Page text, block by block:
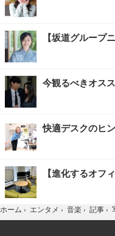
【坂道グループ
今観るべきオス
快適デスクのヒ
【進化するオフ
ホーム › エンタメ › 音楽 › 記事 ›